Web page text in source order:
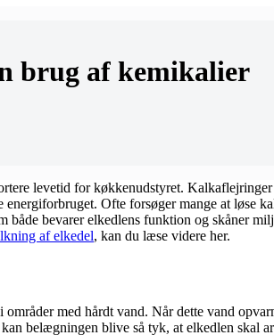
brug af kemikalier
levetid for køkkenudstyret.
Ofte forsøger mange at løse
bevarer elkedlens funktion og skåner
af elkedel, kan du læse videre her.
med hårdt vand. Når dette vand
belægningen blive så tyk, at elkedlen skal